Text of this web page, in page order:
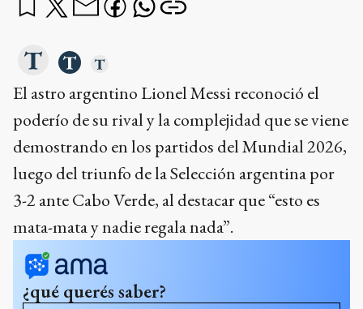
El astro argentino Lionel Messi reconoció el
poderío de su rival y la complejidad que se viene
demostrando en los partidos del Mundial 2026,
luego del triunfo de la Selección argentina por
3-2 ante Cabo Verde, al destacar que “esto es
mata-mata y nadie regala nada”.
¿qué querés saber?